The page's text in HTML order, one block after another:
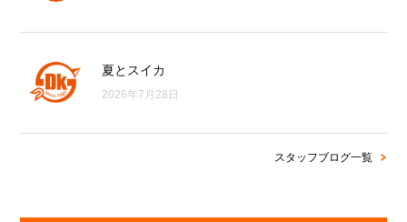
夏とスイカ
2026年7月28日
スタッフブログ一覧